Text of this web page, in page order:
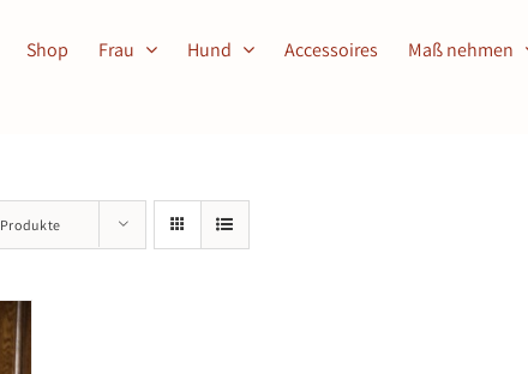
Shop Frau Hund Accessoires Maß nehmen